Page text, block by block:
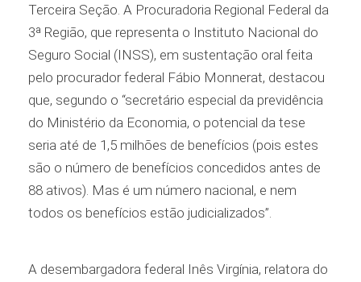
Terceira Seção. A Procuradoria Regional Federal da
3ª Região, que representa o Instituto Nacional do
Seguro Social (INSS), em sustentação oral feita
pelo procurador federal Fábio Monnerat, destacou
que, segundo o “secretário especial da previdência
do Ministério da Economia, o potencial da tese
seria até de 1,5 milhões de benefícios (pois estes
são o número de benefícios concedidos antes de
88 ativos). Mas é um número nacional, e nem
todos os benefícios estão judicializados”.
A desembargadora federal Inês Virgínia, relatora do